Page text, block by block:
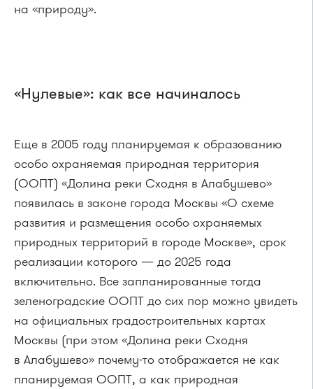
на «природу».
«Нулевые»: как все начиналось
Еще в 2005 году планируемая к образованию
особо охраняемая природная территория
(ООПТ) «Долина реки Сходня в Алабушево»
появилась в законе города Москвы «О схеме
развития и размещения особо охраняемых
природных территорий в городе Москве», срок
реализации которого — до 2025 года
включительно. Все запланированные тогда
зеленоградские ООПТ до сих пор можно увидеть
на официальных градостроительных картах
Москвы (при этом «Долина реки Сходня
в Алабушево» почему-то отображается не как
планируемая ООПТ, а как природная